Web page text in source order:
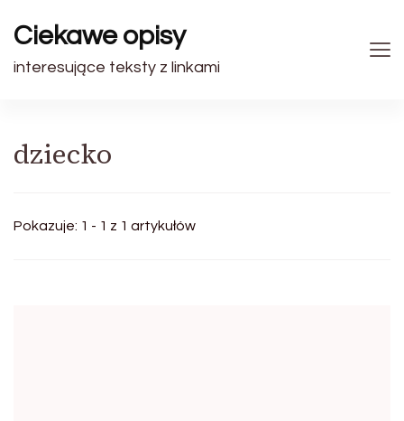
Ciekawe opisy
interesujące teksty z linkami
dziecko
Pokazuje: 1 - 1 z 1 artykułów